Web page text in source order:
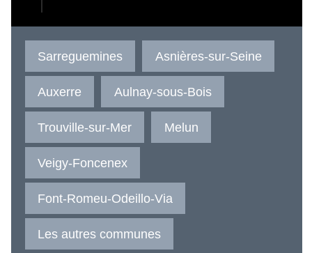
Sarreguemines Asnières-sur-Seine
Auxerre Aulnay-sous-Bois
Trouville-sur-Mer Melun
Veigy-Foncenex
Font-Romeu-Odeillo-Via
Les autres communes